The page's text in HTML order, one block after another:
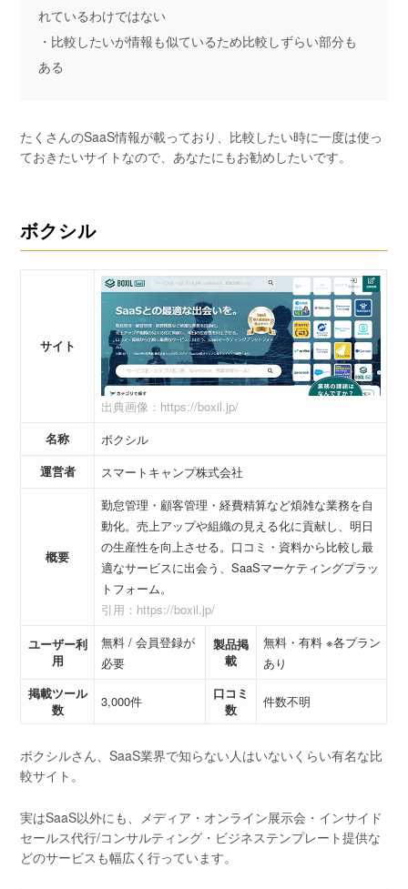
れているわけではない
・比較したいが情報も似ているため比較しずらい部分も
ある
たくさんのSaaS情報が載っており、比較したい時に一度は使っ
ておきたいサイトなので、あなたにもお勧めしたいです。
ボクシル
サイト
出典画像：https://boxil.jp/
名称
ボクシル
運営者
スマートキャンプ株式会社
概要
勤怠管理・顧客管理・経費精算など煩雑な業務を自
動化。売上アップや組織の見える化に貢献し、明日
の生産性を向上させる。口コミ・資料から比較し最
適なサービスに出会う、SaaSマーケティングプラッ
トフォーム。
引用：https://boxil.jp/
ユーザー利
用
無料 / 会員登録が
必要
製品掲
載
無料・有料 ※各プラン
あり
掲載ツール
数
3,000件
口コミ
数
件数不明
ボクシルさん、SaaS業界で知らない人はいないくらい有名な比
較サイト。
実はSaaS以外にも、メディア・オンライン展示会・インサイド
セールス代行/コンサルティング・ビジネステンプレート提供な
どのサービスも幅広く行っています。